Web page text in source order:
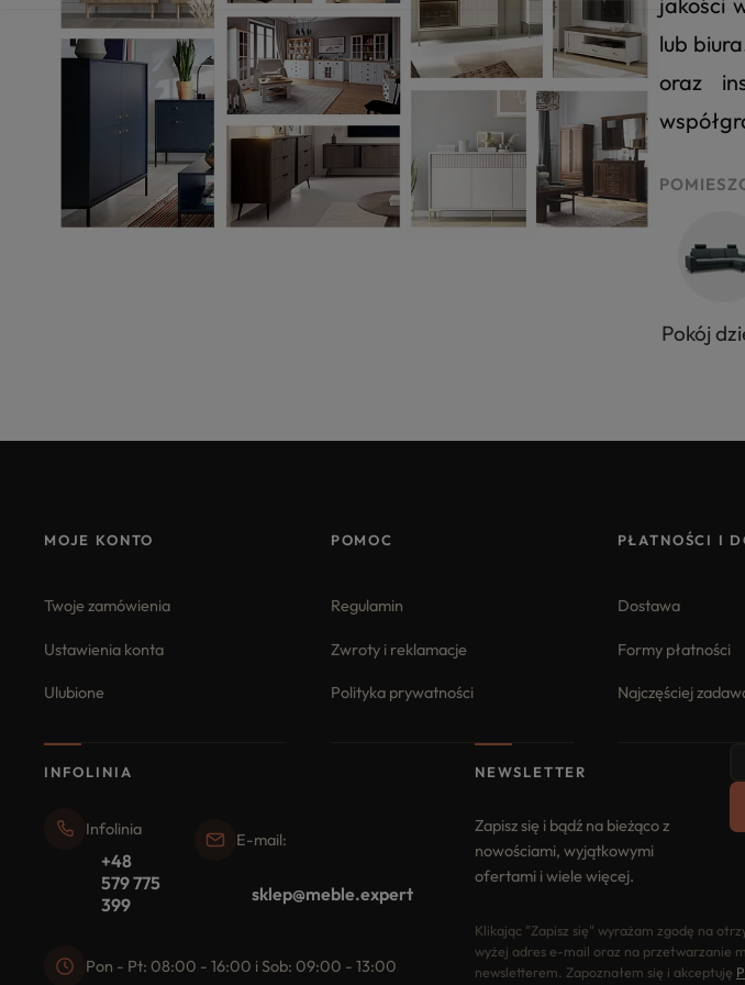
lub
oraz
Pokój
MOJE KONTO
Twoje zamówienia
Ustawienia konta
Ulubione
POMOC
Regulamin
Zwroty i reklamacje
Polityka prywatności
PŁATNOŚCI I
Dostawa
Formy płatności
Najczęściej
INFOLINIA
Infolinia
+48
579 775
399
Pon - Pt: 08:00 - 16:00 i Sob: 09:00 - 13:00
E-mail:
sklep@meble.expert
NEWSLETTER
Zapisz się i bądź na bieżąco z
nowościami, wyjątkowymi
ofertami i wiele więcej.
Klikając "Zapisz się" wyrażam zgodę na
wyżej adres e-mail oraz na przetwarzanie
newsletterem. Zapoznałem się i akceptuję